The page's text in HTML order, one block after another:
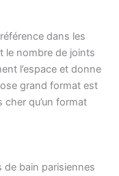
dans les
le nombre de joints
l’espace et donne
grand format est
qu’un format
de bain parisiennes